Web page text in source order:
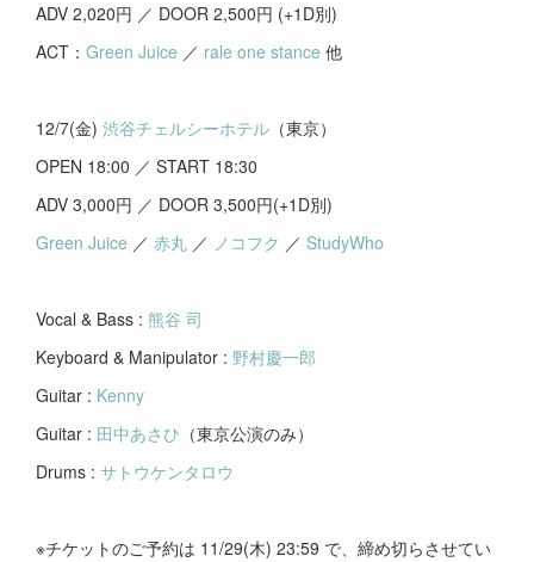
ADV 2,020円 ／ DOOR 2,500円 (+1D別)
ACT： Green Juice ／ rale one stance 他
12/7(金) 渋谷チェルシーホテル （東京）
OPEN 18:00 ／ START 18:30
ADV 3,000円 ／ DOOR 3,500円(+1D別)
Green Juice ／ 赤丸 ／ ノコフク ／ StudyWho
Vocal & Bass : 熊谷 司
Keyboard & Manipulator : 野村慶一郎
Guitar : Kenny
Guitar : 田中あさひ （東京公演のみ）
Drums : サトウケンタロウ
※チケットのご予約は 11/29(木) 23:59 で、締め切らさせてい